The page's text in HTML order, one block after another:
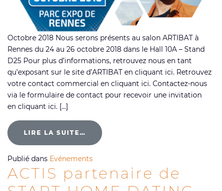
Octobre 2018 Nous serons présents au salon ARTIBAT à
Rennes du 24 au 26 octobre 2018 dans le Hall 10A – Stand
D25 Pour plus d’informations, retrouvez nous en tant
qu’exposant sur le site d’ARTIBAT en cliquant ici. Retrouvez
votre contact commercial en cliquant ici. Contactez-nous
via le formulaire de contact pour recevoir une invitation
en cliquant ici. […]
LIRE LA SUITE…
Publié dans Evénements
ACTIS partenaire de